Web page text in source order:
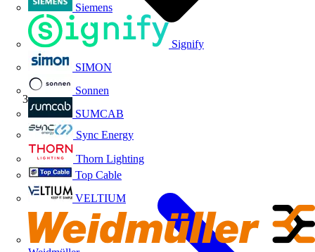
Siemens
Signify
SIMON
Sonnen
SUMCAB
Sync Energy
Thorn Lighting
Top Cable
VELTIUM
Eventos